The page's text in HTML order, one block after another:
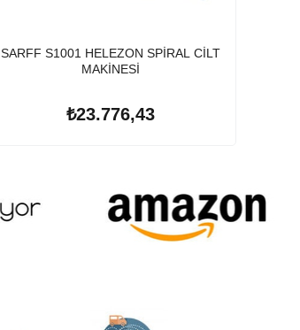
SARFF S1001 HELEZON SPİRAL CİLT
MAKİNESİ
₺23.776,43